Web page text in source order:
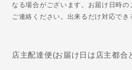
なる場合がございます。お届け日時
ご連絡ください。出来るだけ対応でき
店主配達便(お届け日は店主都合